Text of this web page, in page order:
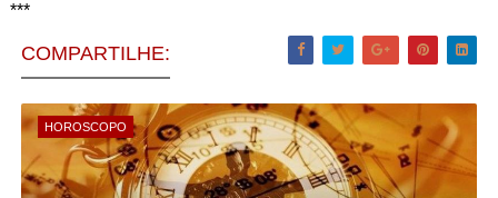
***
COMPARTILHE:
HOROSCOPO